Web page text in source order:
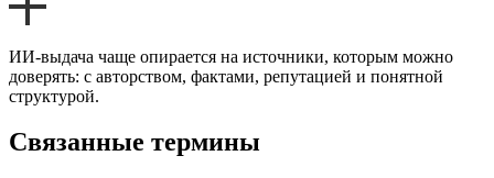
ИИ-выдача чаще опирается на источники, которым можно
доверять: с авторством, фактами, репутацией и понятной
структурой.
Связанные термины